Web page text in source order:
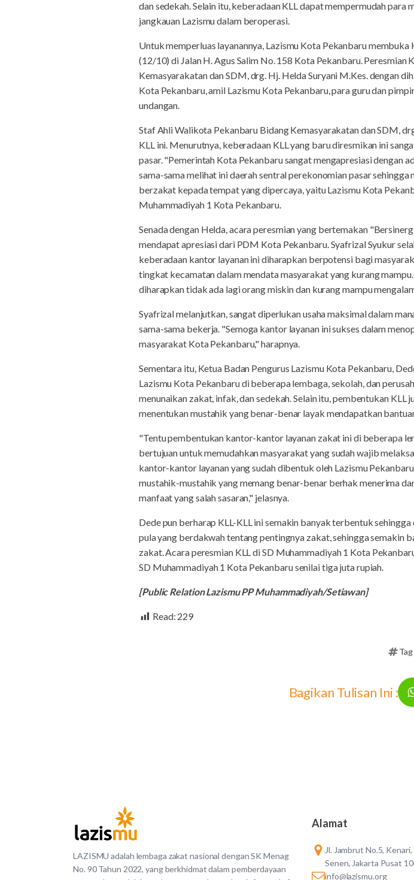
dan sedekah. Selain itu, keberadaan KLL dapat mempermudah
jangkauan Lazismu dalam beroperasi.
Untuk memperluas layanannya, Lazismu Kota Pekanbaru
(12/10) di Jalan H. Agus Salim No. 158 Kota Pekanbaru.
Kemasyarakatan dan SDM, drg. Hj. Helda Suryani M.Kes. dengan
Kota Pekanbaru, amil Lazismu Kota Pekanbaru, para guru dan
undangan.
Staf Ahli Walikota Pekanbaru Bidang Kemasyarakatan dan SDM,
KLL ini. Menurutnya, keberadaan KLL yang baru diresmikan ini
pasar. "Pemerintah Kota Pekanbaru sangat mengapresiasi dengan
sama-sama melihat ini daerah sentral perekonomian pasar
berzakat kepada tempat yang dipercaya, yaitu Lazismu Kota
Muhammadiyah 1 Kota Pekanbaru.
Senada dengan Helda, acara peresmian yang bertemakan
mendapat apresiasi dari PDM Kota Pekanbaru. Syafrizal Syukur
keberadaan kantor layanan ini diharapkan berpotensi bagi
tingkat kecamatan dalam mendata masyarakat yang kurang
diharapkan tidak ada lagi orang miskin dan kurang mampu
Syafrizal melanjutkan, sangat diperlukan usaha maksimal dalam
sama-sama bekerja. "Semoga kantor layanan ini sukses dalam
masyarakat Kota Pekanbaru," harapnya.
Sementara itu, Ketua Badan Pengurus Lazismu Kota Pekanbaru,
Lazismu Kota Pekanbaru di beberapa lembaga, sekolah, dan
menunaikan zakat, infak, dan sedekah. Selain itu, pembentukan
menentukan mustahik yang benar-benar layak mendapatkan
"Tentu pembentukan kantor-kantor layanan zakat ini di beberapa
bertujuan untuk memudahkan masyarakat yang sudah wajib
kantor-kantor layanan yang sudah dibentuk oleh Lazismu
mustahik-mustahik yang memang benar-benar berhak menerima
manfaat yang salah sasaran," jelasnya.
Dede pun berharap KLL-KLL ini semakin banyak terbentuk
pula yang berdakwah tentang pentingnya zakat, sehingga semakin
zakat. Acara peresmian KLL di SD Muhammadiyah 1 Kota
SD Muhammadiyah 1 Kota Pekanbaru senilai tiga juta rupiah.
[Public Relation Lazismu PP Muhammadiyah/Setiawan]
Read: 229
Tag
Bagikan Tulisan Ini :
LAZISMU adalah lembaga zakat nasional dengan SK Menag
No. 90 Tahun 2022, yang berkhidmat dalam pemberdayaan
Alamat
Jl. Jambrut No.5, Kenari,
Senen, Jakarta Pusat
info@lazismu.org